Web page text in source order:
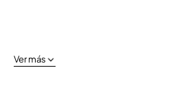
Ver más